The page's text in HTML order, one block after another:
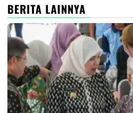
BERITA LAINNYA